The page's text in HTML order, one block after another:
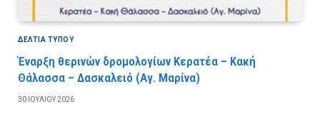
ΔΕΛΤΙΑ ΤΥΠΟΥ
Έναρξη θερινών δρομολογίων Κερατέα – Κακή
Θάλασσα – Δασκαλειό (Αγ. Μαρίνα)
30 ΙΟΥΛΊΟΥ 2026